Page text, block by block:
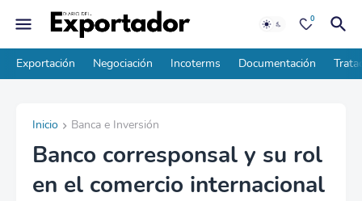
0
Exportación Negociación Incoterms Documentación
Inicio Banca e Inversión
Banco corresponsal y su rol
en el comercio internacional